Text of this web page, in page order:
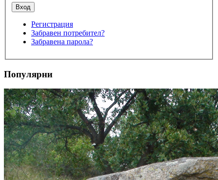
Регистрация
Забравен потребител?
Забравена парола?
Популярни